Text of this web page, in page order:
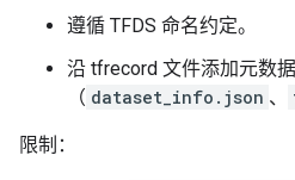
遵循 TFDS 命名约定。
沿 tfrecord 文件添加元数
（ dataset_info.json 、
限制：